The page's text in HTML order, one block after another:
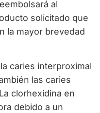
al
solicitado que
la mayor brevedad
caries interproximal
las caries
clorhexidina en
debido a un